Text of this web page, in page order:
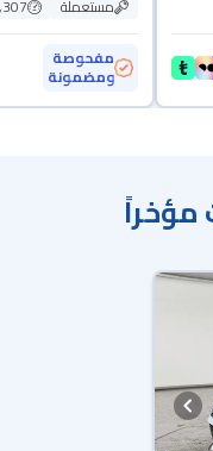
مستعملة
مفحوصة
ومضمونة